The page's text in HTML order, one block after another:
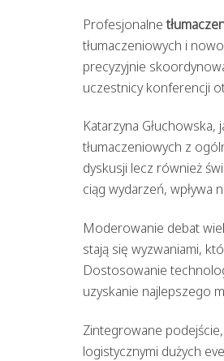
Profesjonalne
tłumaczeniowych i
precyzyjnie
uczestnicy konferencji
Katarzyna
tłumaczeniowych z
dyskusji lecz również
ciąg wydarzeń, wpływa
Moderowanie debat
stają się wyzwaniami,
Dostosowanie
uzyskanie najlepszego
Zintegrowane
logistycznymi dużych